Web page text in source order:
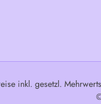
inkl. gesetzl.